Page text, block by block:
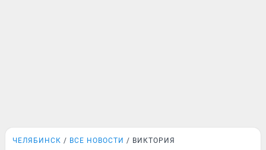
ЧЕЛЯБИНСК ВСЕ НОВОСТИ ВИКТОРИЯ